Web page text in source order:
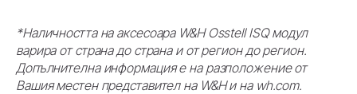
*Наличността на аксесоара W&H Osstell ISQ модул
варира от страна до страна и от регион до регион.
Допълнителна информация е на разположение от
Вашия местен представител на W&H и на wh.com.